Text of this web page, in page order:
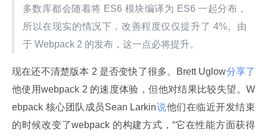
多数库都会随着将 ES6 模块编译为 ES6 一起分布，
所以在现实的情况下，改善程度仅仅提升了 4%。由
于 Webpack 2 的发布，这一点必将提升。
现在还不清楚版本 2 是否变快了很多。Brett Uglow分享了
他使用webpack 2 的速度体验，但他对结果比较失望。W
ebpack 核心团队成员Sean Larkin说他们在临近开发结束
的时候改变了webpack 的构建方式，“它在性能方面获得